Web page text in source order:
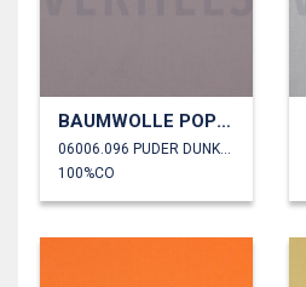
BAUMWOLLE POPELINE
100%CO